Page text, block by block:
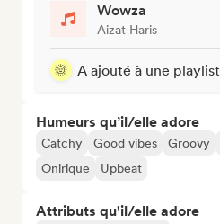
Wowza
Aizat Haris
A ajouté à une playlist
Humeurs qu’il/elle adore
Catchy Good vibes Groovy
Onirique
Upbeat
Attributs qu'il/elle adore